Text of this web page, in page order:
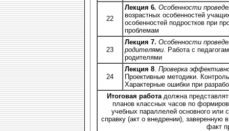
22
Лекция 6. Особенности
возрастных особенностей
особенностей подростков при
проблемам
23
Лекция 7. Особенности
родителями . Работа с
родителями
24
Лекция 8 Проверка
Проективные методики.
Характерные ошибки при
Итоговая работа должна
планов классных часов по
учебных параллелей основного или
справку (акт о внедрении),
факт